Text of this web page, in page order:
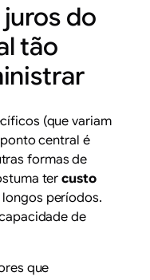
do
tão
(que variam
central é
formas de
tercusto
períodos.
de
que